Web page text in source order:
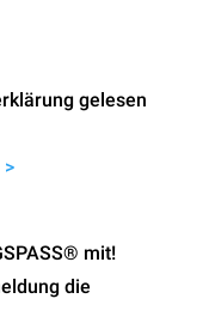
gelesen
mit!
die